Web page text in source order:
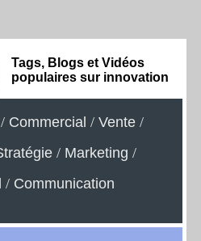
Tags, Blogs et Vidéos
populaires sur innovation
/ Commercial / Vente /
/ Marketing /
/ Communication